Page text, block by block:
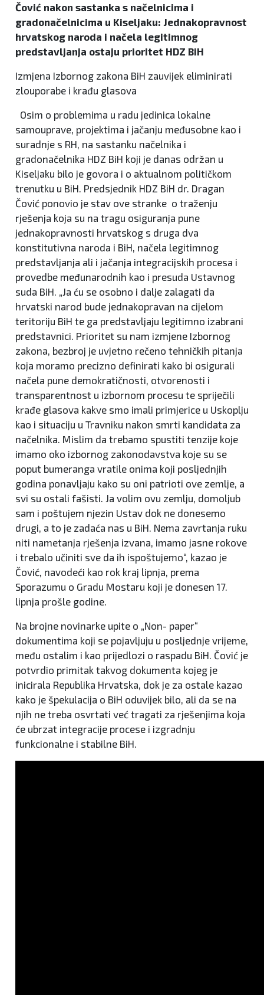
Čović nakon sastanka s načelnicima i
gradonačelnicima u Kiseljaku: Jednakopravnost
hrvatskog naroda i načela legitimnog
predstavljanja ostaju prioritet HDZ BiH
Izmjena Izbornog zakona BiH zauvijek eliminirati
zlouporabe i krađu glasova
Osim o problemima u radu jedinica lokalne
samouprave, projektima i jačanju međusobne kao i
suradnje s RH, na sastanku načelnika i
gradonačelnika HDZ BiH koji je danas održan u
Kiseljaku bilo je govora i o aktualnom političkom
trenutku u BiH. Predsjednik HDZ BiH dr. Dragan
Čović ponovio je stav ove stranke o traženju
rješenja koja su na tragu osiguranja pune
jednakopravnosti hrvatskog s druga dva
konstitutivna naroda i BiH, načela legitimnog
predstavljanja ali i jačanja integracijskih procesa i
provedbe međunarodnih kao i presuda Ustavnog
suda BiH. „Ja ću se osobno i dalje zalagati da
hrvatski narod bude jednakopravan na cijelom
teritoriju BiH te ga predstavljaju legitimno izabrani
predstavnici. Prioritet su nam izmjene Izbornog
zakona, bezbroj je uvjetno rečeno tehničkih pitanja
koja moramo precizno definirati kako bi osigurali
načela pune demokratičnosti, otvorenosti i
transparentnost u izbornom procesu te spriječili
krađe glasova kakve smo imali primjerice u Uskoplju
kao i situaciju u Travniku nakon smrti kandidata za
načelnika. Mislim da trebamo spustiti tenzije koje
imamo oko izbornog zakonodavstva koje su se
poput bumeranga vratile onima koji posljednjih
godina ponavljaju kako su oni patrioti ove zemlje, a
svi su ostali fašisti. Ja volim ovu zemlju, domoljub
sam i poštujem njezin Ustav dok ne donesemo
drugi, a to je zadaća nas u BiH. Nema zavrtanja ruku
niti nametanja rješenja izvana, imamo jasne rokove
i trebalo učiniti sve da ih ispoštujemo“, kazao je
Čović, navodeći kao rok kraj lipnja, prema
Sporazumu o Gradu Mostaru koji je donesen 17.
lipnja prošle godine.
Na brojne novinarke upite o „Non- paper“
dokumentima koji se pojavljuju u posljednje vrijeme,
među ostalim i kao prijedlozi o raspadu BiH. Čović je
potvrdio primitak takvog dokumenta kojeg je
inicirala Republika Hrvatska, dok je za ostale kazao
kako je špekulacija o BiH oduvijek bilo, ali da se na
njih ne treba osvrtati već tragati za rješenjima koja
će ubrzat integracije procese i izgradnju
funkcionalne i stabilne BiH.